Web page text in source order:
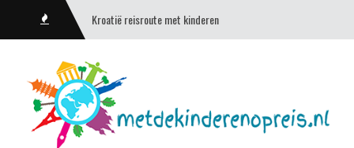
Kroatië reisroute met kinderen